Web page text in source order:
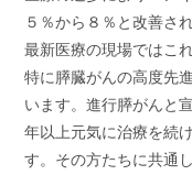
５％から８％と改善さ
最新医療の現場ではこ
特に膵臓がんの高度先
います。進行膵がんと
年以上元気に治療を続
す。その方たちに共通